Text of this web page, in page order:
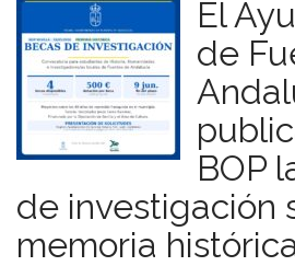
El
de
BOP
de investigación
memoria